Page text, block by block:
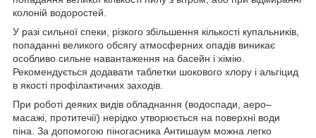
колоній водоростей.
У разі сильної спеки, різкого збільшення кількості купальників,
попаданні великого обсягу атмосферних опадів виникає
особливо сильне навантаження на басейн і хімію.
Рекомендується додавати таблетки шокового хлору і альгіцид
в якості профілактичних заходів.
При роботі деяких видів обладнання (водоспади, аеро–
масажі, протитечії) нерідко утворюється на поверхні води
піна. За допомогою піногасника Антишаум можна легко